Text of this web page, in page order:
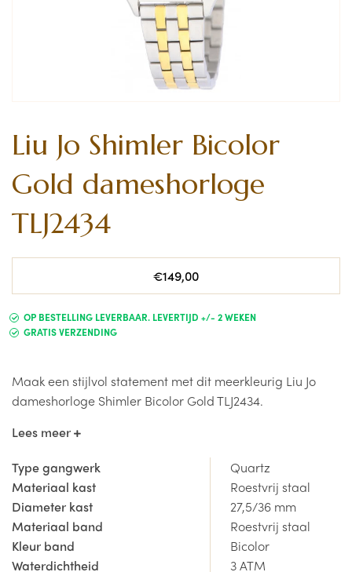
Liu Jo Shimler Bicolor
Gold dameshorloge
TLJ2434
€149,00
OP BESTELLING LEVERBAAR. LEVERTIJD +/- 2 WEKEN
GRATIS VERZENDING
Maak een stijlvol statement met dit meerkleurig Liu Jo
dameshorloge Shimler Bicolor Gold TLJ2434.
Liu Jo staat voor vrijheid en zelfexpressie. Ze biedt een
uitgebreide collectie dameshorloges die elegantie en
glamour combineren. De horloges zijn gemaakt uit
roestvrij staal en versierd met strass-steentjes,
edelstenen of opvallende schakels, wat bijdraagt aan
hun luxe uitstraling.
Lees meer
Type gangwerk
Quartz
Materiaal kast
Roestvrij staal
Diameter kast
27,5/36 mm
Materiaal band
Roestvrij staal
Kleur band
Bicolor
Waterdichtheid
3 ATM